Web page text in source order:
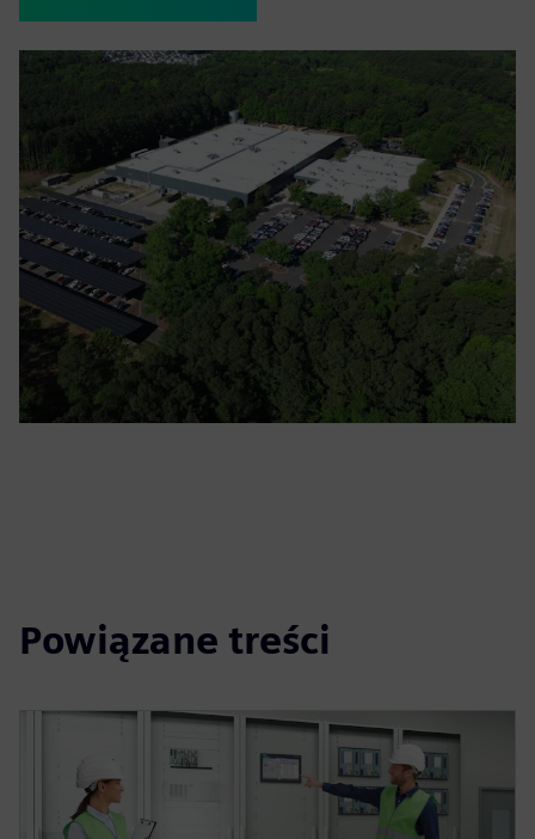
Powiązane treści